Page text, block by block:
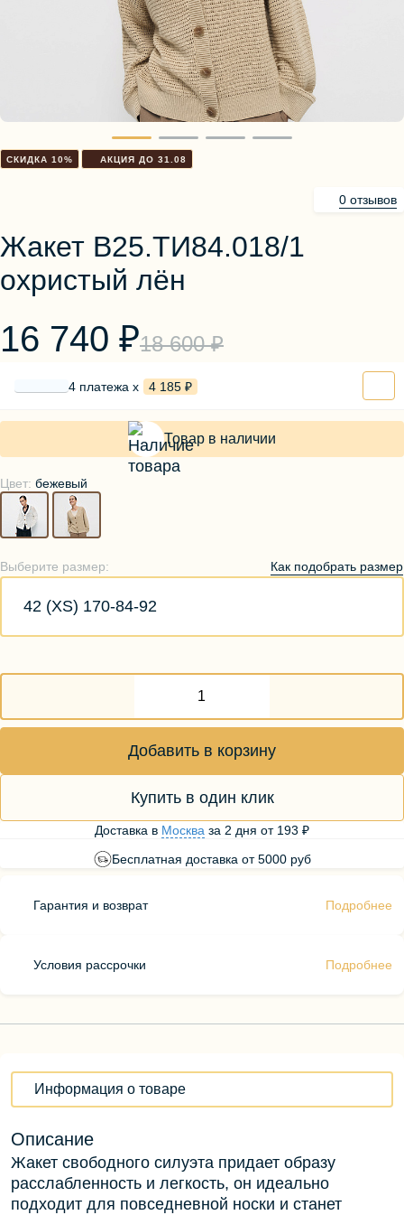
Блузы, толстовки
Жакет В25.TИ84.018/1
охристый лён
0 отзывов
СКИДКА 10% АКЦИЯ ДО 31.08
Цвет: бежевый
Выберите размер: Как подобрать размер
42 (XS) 170-84-92
18 600 ₽
16 740 ₽
4 платежа х 4 185 ₽
Товар в наличии
Добавить в корзину
Купить в один клик
Доставка в Москва за 2 дня от 193 ₽
Бесплатная доставка от 5000 руб
Гарантия и возврат Подробнее
Условия рассрочки Подробнее
Информация о товаре
Описание
Жакет свободного силуэта придает образу
расслабленность и легкость, он идеально
подходит для повседневной носки и станет